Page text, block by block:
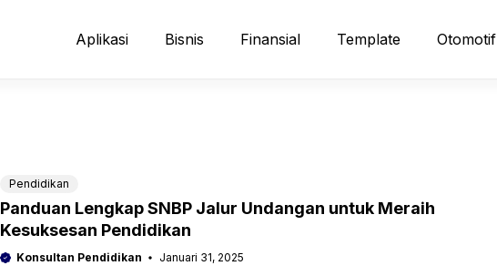
Aplikasi Bisnis Finansial Template Otomotif
Pendidikan
Panduan Lengkap SNBP Jalur Undangan untuk Meraih
Kesuksesan Pendidikan
Konsultan Pendidikan Januari 31, 2025